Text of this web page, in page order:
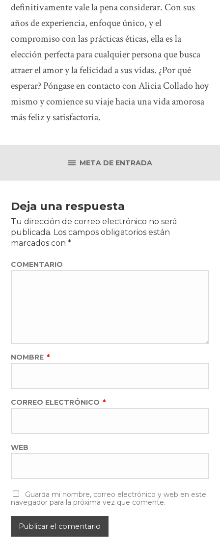
definitivamente vale la pena considerar. Con sus
años de experiencia, enfoque único, y el
compromiso con las prácticas éticas, ella es la
elección perfecta para cualquier persona que busca
atraer el amor y la felicidad a sus vidas. ¿Por qué
esperar? Póngase en contacto con Alicia Collado hoy
mismo y comience su viaje hacia una vida amorosa
más feliz y satisfactoria.
META DE ENTRADA
Deja una respuesta
Tu dirección de correo electrónico no será
publicada. Los campos obligatorios están
marcados con*
COMENTARIO
NOMBRE *
CORREO ELECTRÓNICO *
WEB
Guarda mi nombre, correo electrónico y web en este
navegador para la próxima vez que comente.